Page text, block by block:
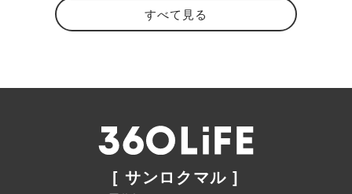
すべて見る
[ サンロクマル ]